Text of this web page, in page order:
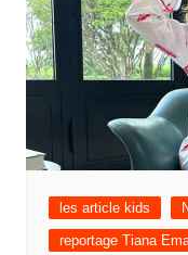
les article kids
reportage Tiana